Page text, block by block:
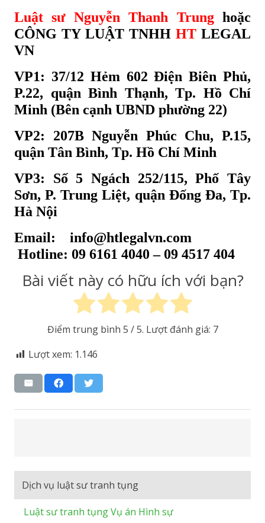
Dịch vụ luật sư tranh tụng
Luật sư tranh tụng Vụ án Hình sự
Luật sư Nguyễn Thanh Trunghoặc
CÔNG TY LUẬT TNHH HT LEGAL
VN
VP1: 37/12 Hẻm 602 Điện Biên Phủ,
P.22, quận Bình Thạnh, Tp. Hồ Chí
Minh (Bên cạnh UBND phường 22)
VP2: 207B Nguyễn Phúc Chu, P.15,
quận Tân Bình, Tp. Hồ Chí Minh
VP3: Số 5 Ngách 252/115, Phố Tây
Sơn, P. Trung Liệt, quận Đống Đa, Tp.
Hà Nội
Email: info@htlegalvn.com
Hotline: 09 6161 4040 – 09 4517 404
Bài viết này có hữu ích với bạn?
Điểm trung bình 5 / 5. Lượt đánh giá: 7
Lượt xem: 1.146